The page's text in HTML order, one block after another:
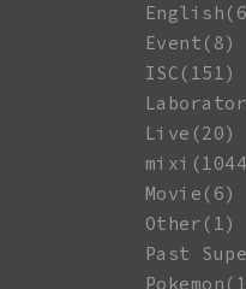
Event(8)
ISC(151)
Live(20)
Movie(6)
Other(1)
Past